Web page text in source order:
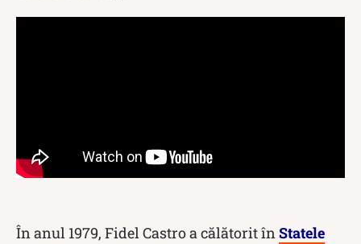
În anul 1979, Fidel Castro a călătorit înStatele